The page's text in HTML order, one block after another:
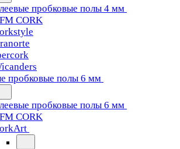
пробковые полы 4 мм
CORK
пробковые полы 6 мм
пробковые полы 6 мм
CORK